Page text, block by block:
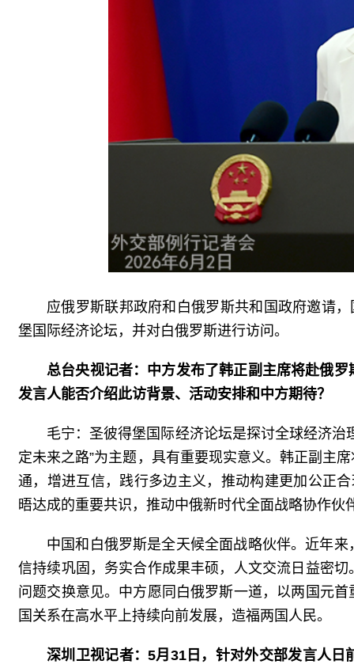
应俄罗斯联邦政府和白俄罗斯共和国政府邀请
堡国际经济论坛，并对白俄罗斯进行访问。
总台央视记者：中方发布了韩正副主席将赴俄
发言人能否介绍此访背景、活动安排和中方期待？
毛宁：圣彼得堡国际经济论坛是探讨全球经济
定未来之路”为主题，具有重要现实意义。韩正副主
通，增进互信，践行多边主义，推动构建更加公正
晤达成的重要共识，推动中俄新时代全面战略协作伙
中国和白俄罗斯是全天候全面战略伙伴。近年
信持续巩固，务实合作成果丰硕，人文交流日益密
问题交换意见。中方愿同白俄罗斯一道，以两国元
国关系在高水平上持续向前发展，造福两国人民。
深圳卫视记者：5月31日，针对外交部发言人